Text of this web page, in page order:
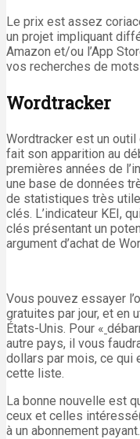
Le prix est assez
un projet impliquant
Amazon et/ou l’App
vos recherches de
Wordtracker
Wordtracker est un
fait son apparition au
premières années de
une base de données
de statistiques très
clés. L’indicateur KEI,
clés présentant un
argument d’achat de
Vous pouvez essayer
gratuites par jour, et en
États-Unis. Pour «
autre pays, il vous
dollars par mois, ce qui
cette liste.
La bonne nouvelle est
ceux et celles
à un abonnement payant.